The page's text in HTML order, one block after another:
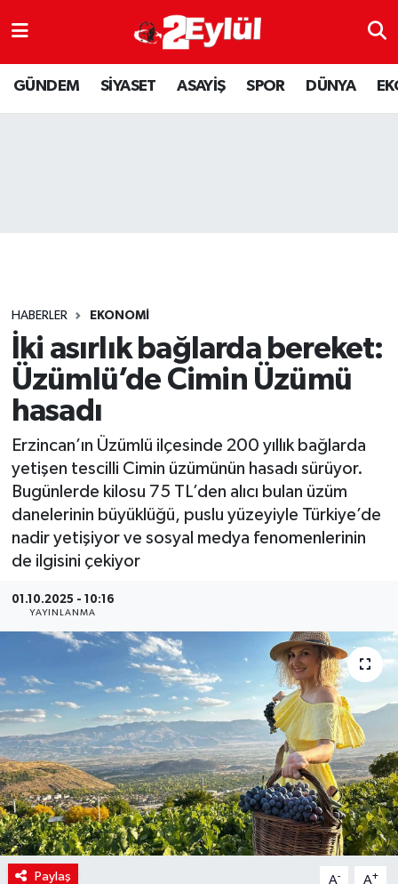
GÜNDEM SİYASET ASAYİŞ SPOR DÜNYA
HABERLER EKONOMİ
İki asırlık bağlarda bereket:
Üzümlü’de Cimin Üzümü
hasadı
Erzincan’ın Üzümlü ilçesinde 200 yıllık bağlarda
yetişen tescilli Cimin üzümünün hasadı sürüyor.
Bugünlerde kilosu 75 TL’den alıcı bulan üzüm
danelerinin büyüklüğü, puslu yüzeyiyle Türkiye’de
nadir yetişiyor ve sosyal medya fenomenlerinin
de ilgisini çekiyor
01.10.2025 - 10:16
YAYINLANMA
Paylaş A- A+
ASAYİŞ
DÜNYA
SPOR
YAŞAM
Nöbetçi Eczaneler
Hava Durumu
Son Dakika Haberleri
Haber Arşivi